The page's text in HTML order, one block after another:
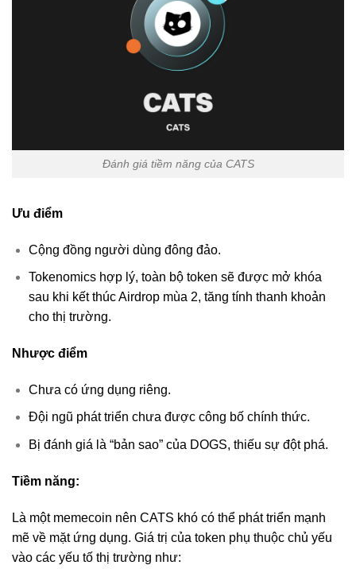
Đánh giá tiềm năng của CATS
Ưu điểm
Cộng đồng người dùng đông đảo.
Tokenomics hợp lý, toàn bộ token sẽ được mở khóa
sau khi kết thúc Airdrop mùa 2, tăng tính thanh khoản
cho thị trường.
Nhược điểm
Chưa có ứng dụng riêng.
Đội ngũ phát triển chưa được công bố chính thức.
Bị đánh giá là “bản sao” của DOGS, thiếu sự đột phá.
Tiềm năng:
Là một memecoin nên CATS khó có thể phát triển mạnh
mẽ về mặt ứng dụng. Giá trị của token phụ thuộc chủ yếu
vào các yếu tố thị trường như: